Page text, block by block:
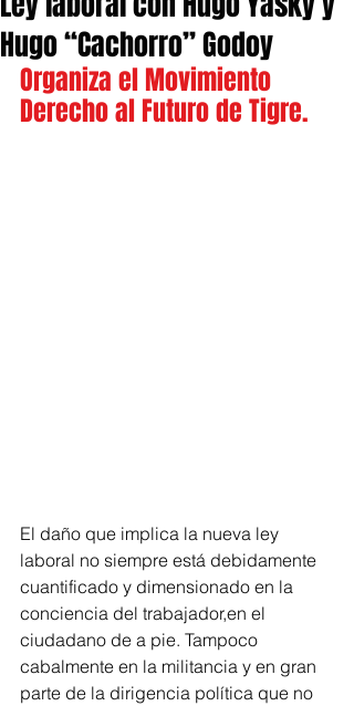
Hugo “Cachorro” Godoy
Organiza el Movimiento
Derecho al Futuro de Tigre.
El daño que implica la nueva ley
laboral no siempre está debidamente
cuantificado y dimensionado en la
conciencia del trabajador,en el
ciudadano de a pie. Tampoco
cabalmente en la militancia y en gran
parte de la dirigencia política que no